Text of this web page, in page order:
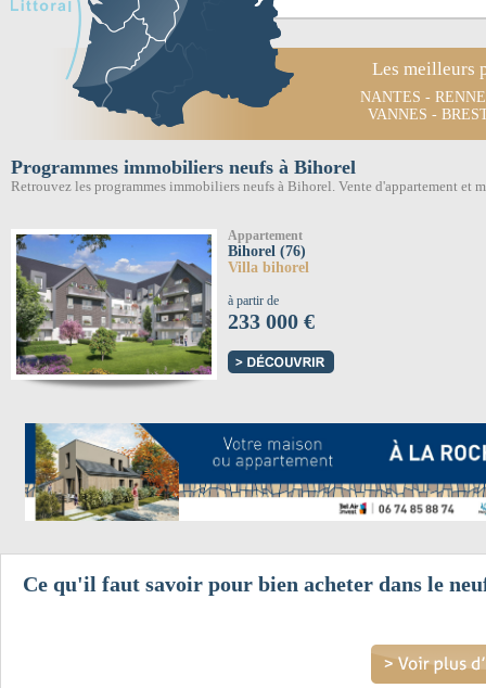
Les meilleurs
NANTES -
VANNES -
Programmes immobiliers neufs à Bihorel
Retrouvez les programmes immobiliers neufs à Bihorel. Vente d'appartement et
Appartement
Bihorel (76)
Villa bihorel
à partir de
233 000 €
Ce qu'il faut savoir pour bien acheter dans le